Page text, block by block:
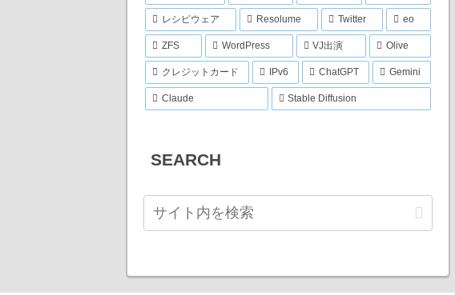
レシピウェア Resolume Twitter eo
ZFS WordPress VJ出演 Olive
クレジットカード IPv6 ChatGPT Gemini
Claude Stable Diffusion
SEARCH